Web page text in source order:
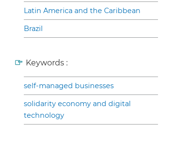
Latin America and the Caribbean
Brazil
Keywords :
self-managed businesses
solidarity economy and digital
technology